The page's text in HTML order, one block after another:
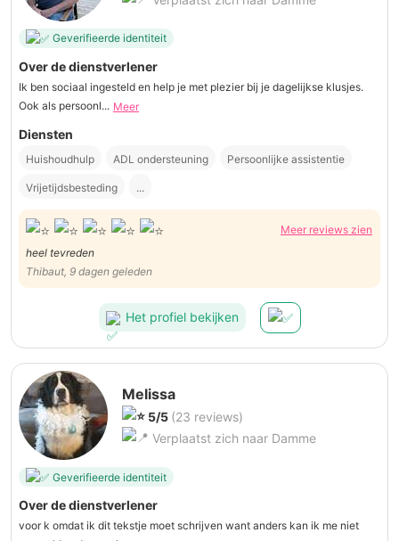
Geverifieerde identiteit
Over de dienstverlener
Ik ben sociaal ingesteld en help je met plezier bij je dagelijkse klusjes.
Ook als persoonl... Meer
Diensten
Huishoudhulp ADL ondersteuning Persoonlijke assistentie
Vrijetijdsbesteding ...
Meer reviews zien
heel tevreden
Thibaut, 9 dagen geleden
Het profiel bekijken
Melissa
5/5 (23 reviews)
Verplaatst zich naar Damme
Geverifieerde identiteit
Over de dienstverlener
voor k omdat ik dit tekstje moet schrijven want anders kan ik me niet